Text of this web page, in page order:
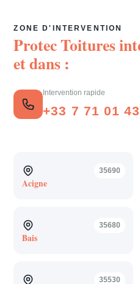
ZONE D'INTERVENTION
Protec Toitures
et dans :
Intervention rapide
+33 7 71 01
35690
Acigne
35680
Bais
35530